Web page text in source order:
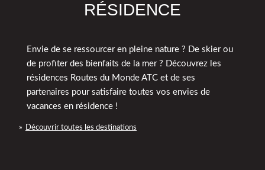
RÉSIDENCE
Envie de se ressourcer en pleine nature ? De skier ou
de profiter des bienfaits de la mer ? Découvrez les
résidences Routes du Monde ATC et de ses
partenaires pour satisfaire toutes vos envies de
vacances en résidence !
Découvrir toutes les destinations